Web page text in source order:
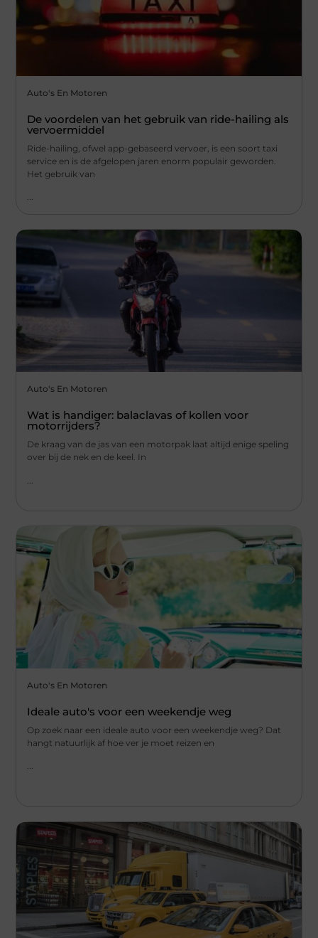
Auto's En Motoren
De voordelen van het gebruik van ride-hailing als
vervoermiddel
Ride-hailing, ofwel app-gebaseerd vervoer, is een soort taxi
service en is de afgelopen jaren enorm populair geworden.
Het gebruik van
...
Auto's En Motoren
Wat is handiger: balaclavas of kollen voor
motorrijders?
De kraag van de jas van een motorpak laat altijd enige speling
over bij de nek en de keel. In
Auto's En Motoren
Ideale auto's voor een weekendje weg
Op zoek naar een ideale auto voor een weekendje weg? Dat
hangt natuurlijk af hoe ver je moet reizen en
...